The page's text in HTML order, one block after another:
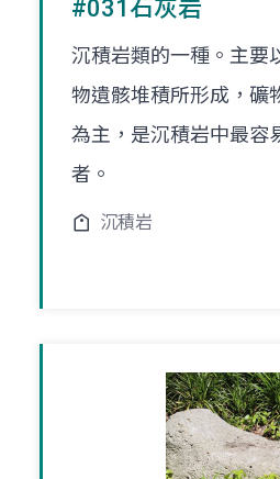
#031石灰岩
沉積岩類的一種。主要
物遺骸堆積所形成，礦
為主，是沉積岩中最容
者。
沉積岩